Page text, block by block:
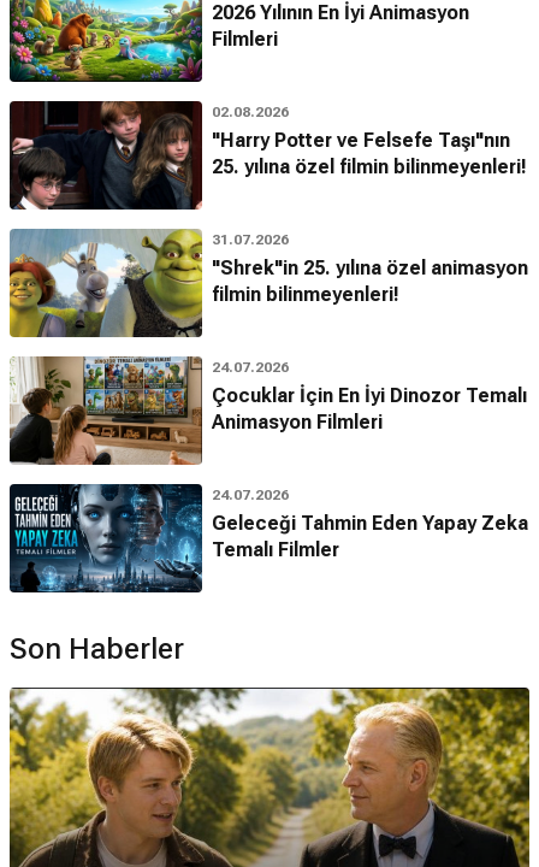
2026 Yılının En İyi Animasyon
Filmleri
02.08.2026
"Harry Potter ve Felsefe Taşı"nın
25. yılına özel filmin bilinmeyenleri!
31.07.2026
"Shrek"in 25. yılına özel animasyon
filmin bilinmeyenleri!
24.07.2026
Çocuklar İçin En İyi Dinozor Temalı
Animasyon Filmleri
24.07.2026
Geleceği Tahmin Eden Yapay Zeka
Temalı Filmler
Son Haberler